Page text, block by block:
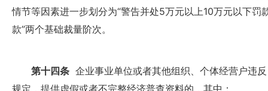
情节等因素进一步划分为“警告并处5万元以上10万元以下罚
款”两个基础裁量阶次。
第十四条 企业事业单位或者其他组织、个体经营户违
规定，提供虚假或者不完整经济普查资料的，其中：